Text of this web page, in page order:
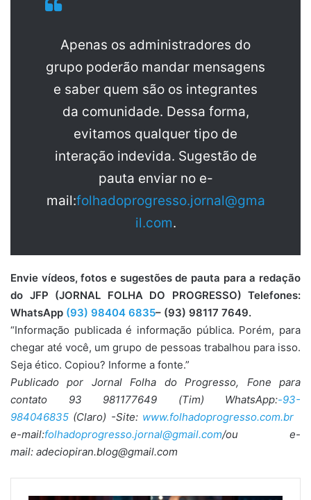
Apenas os administradores do
grupo poderão mandar mensagens
e saber quem são os integrantes
da comunidade. Dessa forma,
evitamos qualquer tipo de
interação indevida. Sugestão de
pauta enviar no e-
mail:folhadoprogresso.jornal@gma
il.com.
Envie vídeos, fotos e sugestões de pauta para a redação
do JFP (JORNAL FOLHA DO PROGRESSO) Telefones:
WhatsApp (93) 98404 6835– (93) 98117 7649.
“Informação publicada é informação pública. Porém, para
chegar até você, um grupo de pessoas trabalhou para isso.
Seja ético. Copiou? Informe a fonte.”
Publicado por Jornal Folha do Progresso, Fone para
contato 93 981177649 (Tim) WhatsApp:-93-
984046835 (Claro) -Site: www.folhadoprogresso.com.br
e-mail:folhadoprogresso.jornal@gmail.com/ou e-
mail: adeciopiran.blog@gmail.com